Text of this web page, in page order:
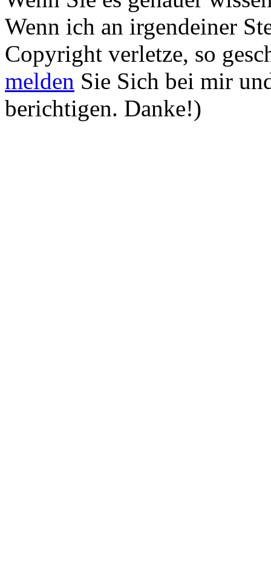
Wenn ich an irgendeiner
Copyright verletze, so
melden Sie Sich bei mir
berichtigen. Danke!)